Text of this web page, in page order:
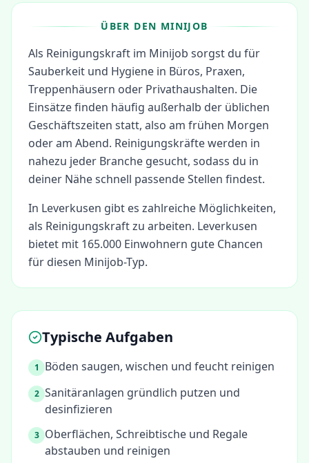
ÜBER DEN MINIJOB
Als Reinigungskraft im Minijob sorgst du für
Sauberkeit und Hygiene in Büros, Praxen,
Treppenhäusern oder Privathaushalten. Die
Einsätze finden häufig außerhalb der üblichen
Geschäftszeiten statt, also am frühen Morgen
oder am Abend. Reinigungskräfte werden in
nahezu jeder Branche gesucht, sodass du in
deiner Nähe schnell passende Stellen findest.
In Leverkusen gibt es zahlreiche Möglichkeiten,
als Reinigungskraftzu arbeiten. Leverkusen
bietet mit 165.000 Einwohnern gute Chancen
für diesen Minijob-Typ.
Typische Aufgaben
1 Böden saugen, wischen und feucht reinigen
2 Sanitäranlagen gründlich putzen und
desinfizieren
3 Oberflächen, Schreibtische und Regale
abstauben und reinigen